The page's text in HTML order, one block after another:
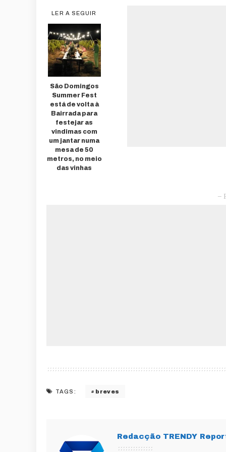
LER A SEGUIR
São Domingos
Summer Fest
está de volta à
Bairrada para
festejar as
vindimas com
um jantar numa
mesa de 50
metros, no meio
das vinhas
–
TAGS: breves
Redacção TRENDY